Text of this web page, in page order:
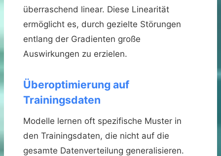
überraschend linear. Diese Linearität
ermöglicht es, durch gezielte Störungen
entlang der Gradienten große
Auswirkungen zu erzielen.
Überoptimierung auf
Trainingsdaten
Modelle lernen oft spezifische Muster in
den Trainingsdaten, die nicht auf die
gesamte Datenverteilung generalisieren.